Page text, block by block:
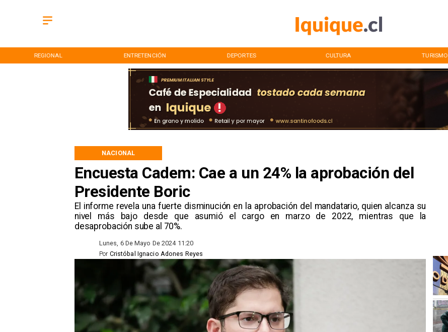
REGIONAL ENTRETENCIÓN DEPORTES CULTURA TURISMO
Encuesta Cadem: Cae a un 24% la aprobación del
Presidente Boric
El informe revela una fuerte disminución en la aprobación del mandatario, quien alcanza su
nivel más bajo desde que asumió el cargo en marzo de 2022, mientras que la
desaprobación sube al 70%.
NACIONAL
Lunes, 6 De Mayo De 2024 11:20
Cristóbal Ignacio Adones Reyes
Por